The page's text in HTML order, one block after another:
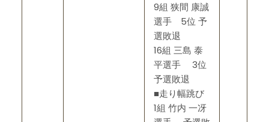
9組 狭間 康誠
選手 5位 予
選敗退
16組 三島 泰
平選手 3位
予選敗退
■走り幅跳び
1組 竹内 一冴